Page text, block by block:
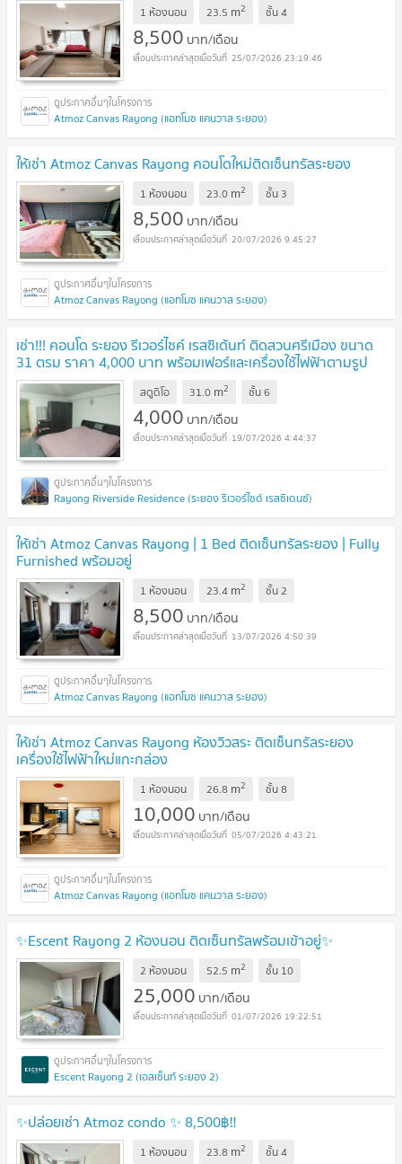
1 ห้องนอน 23.5 m2 ชั้น4
8,500 บาท/เดือน
25/07/2026 23:19:46
Atmoz Canvas Rayong (แอทโมซ แคนวาส ระยอง)
ให้เช่า Atmoz Canvas Rayong คอนโดใหม่ติดเซ็นทรัลระยอง
1 ห้องนอน 23.0 m2 ชั้น 3
8,500 บาท/เดือน
20/07/2026 9:45:27
Atmoz Canvas Rayong (แอทโมซ แคนวาส ระยอง)
เช่า!!! คอนโด ระยอง รีเวอร์ไซค์ เรสซิเด้นท์ ติดสวนศรีเมือง ขนาด
31 ตรม ราคา 4,000 บาท พร้อมเฟอร์และเครื่องใช้ไฟฟ้าตามรูป
สตูดิโอ 31.0 m2 ชั้น6
4,000 บาท/เดือน
19/07/2026 4:44:37
Rayong Riverside Residence (ระยอง ริเวอร์ไซด์ เรสซิเดนซ์)
ให้เช่า Atmoz Canvas Rayong | 1 Bed ติดเซ็นทรัลระยอง | Fully
Furnished พร้อมอยู่
1 ห้องนอน 23.4 m2 ชั้น2
8,500 บาท/เดือน
13/07/2026 4:50:39
Atmoz Canvas Rayong (แอทโมซ แคนวาส ระยอง)
ให้เช่า Atmoz Canvas Rayong ห้องวิวสระ ติดเซ็นทรัลระยอง
เครื่องใช้ไฟฟ้าใหม่แกะกล่อง
1 ห้องนอน 26.8 m2 ชั้น8
10,000 บาท/เดือน
05/07/2026 4:43:21
Atmoz Canvas Rayong (แอทโมซ แคนวาส ระยอง)
✨Escent Rayong 2 ห้องนอน ติดเซ็นทรัลพร้อมเข้าอยู่✨
2 ห้องนอน 52.5 m2 ชั้น 10
25,000 บาท/เดือน
01/07/2026 19:22:51
Escent Rayong 2 (เอสเซ็นท์ ระยอง 2)
✨ปล่อยเช่า Atmoz condo ✨ 8,500฿‼️
1 ห้องนอน 23.8 m2 ชั้น4